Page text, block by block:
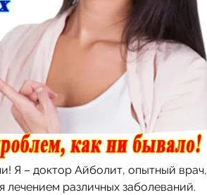
Я – доктор Айболит, опытный врач,
лечением различных заболеваний.